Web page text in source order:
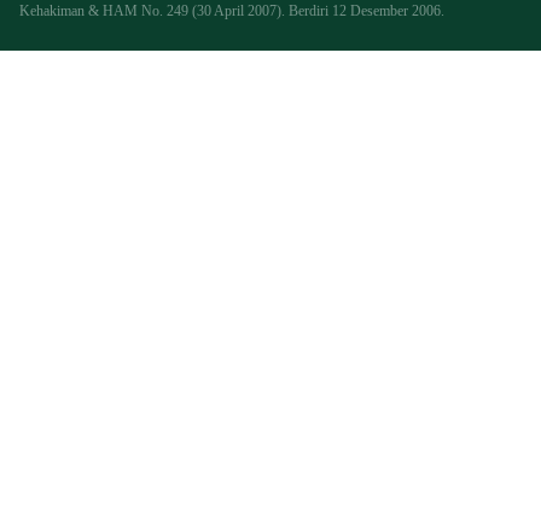
Kehakiman & HAM No. 249 (30 April 2007). Berdiri 12 Desember 2006.